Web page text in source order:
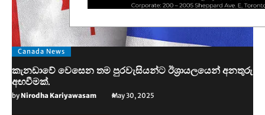
Canada News
කැනඩාවේ වෙසෙන තම පුරවැසියන්ට ඊශ්‍රායලයෙන් අනතුරු
අඟවීමක්.
by Nirodha Kariyawasam May 30, 2025